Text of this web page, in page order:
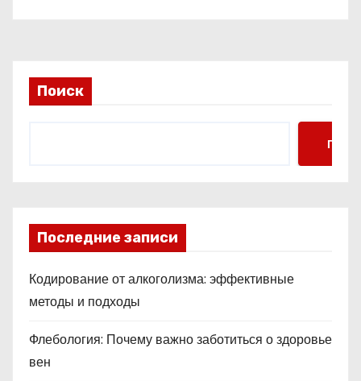
Поиск
Поиск
Последние записи
Кодирование от алкоголизма: эффективные
методы и подходы
Флебология: Почему важно заботиться о здоровье
вен